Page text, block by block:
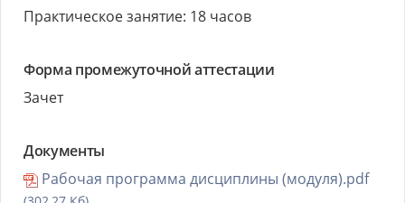
Практическое занятие: 18 часов
Форма промежуточной аттестации
Зачет
Документы
Рабочая программа дисциплины (модуля).pdf